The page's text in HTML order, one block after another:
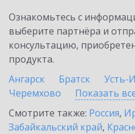
Ознакомьтесь с
выберите партнёра и
консультацию,
продукта.
Ангарск
Братск Усть-
Черемхово
Показать
Смотрите также: Россия,
Забайкальский край,